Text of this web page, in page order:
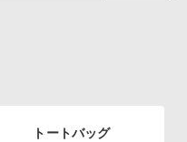
トートバッグ